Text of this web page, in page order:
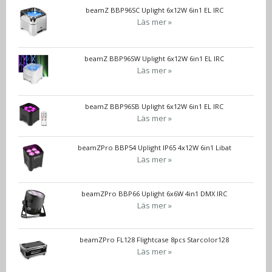
beamZ BBP96SC Uplight 6x12W 6in1 EL IRC
Läs mer »
beamZ BBP96SW Uplight 6x12W 6in1 EL IRC
Läs mer »
beamZ BBP96SB Uplight 6x12W 6in1 EL IRC
Läs mer »
beamZPro BBP54 Uplight IP65 4x12W 6in1 Libat
Läs mer »
beamZPro BBP66 Uplight 6x6W 4in1 DMX IRC
Läs mer »
beamZPro FL128 Flightcase 8pcs Starcolor128
Läs mer »